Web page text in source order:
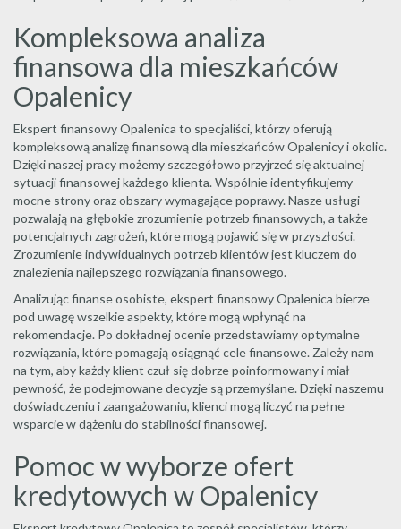
Kompleksowa analiza
finansowa dla mieszkańców
Opalenicy
Ekspert finansowy Opalenica to specjaliści, którzy oferują
kompleksową analizę finansową dla mieszkańców Opalenicy i okolic.
Dzięki naszej pracy możemy szczegółowo przyjrzeć się aktualnej
sytuacji finansowej każdego klienta. Wspólnie identyfikujemy
mocne strony oraz obszary wymagające poprawy. Nasze usługi
pozwalają na głębokie zrozumienie potrzeb finansowych, a także
potencjalnych zagrożeń, które mogą pojawić się w przyszłości.
Zrozumienie indywidualnych potrzeb klientów jest kluczem do
znalezienia najlepszego rozwiązania finansowego.
Analizując finanse osobiste, ekspert finansowy Opalenica bierze
pod uwagę wszelkie aspekty, które mogą wpłynąć na
rekomendacje. Po dokładnej ocenie przedstawiamy optymalne
rozwiązania, które pomagają osiągnąć cele finansowe. Zależy nam
na tym, aby każdy klient czuł się dobrze poinformowany i miał
pewność, że podejmowane decyzje są przemyślane. Dzięki naszemu
doświadczeniu i zaangażowaniu, klienci mogą liczyć na pełne
wsparcie w dążeniu do stabilności finansowej.
Pomoc w wyborze ofert
kredytowych w Opalenicy